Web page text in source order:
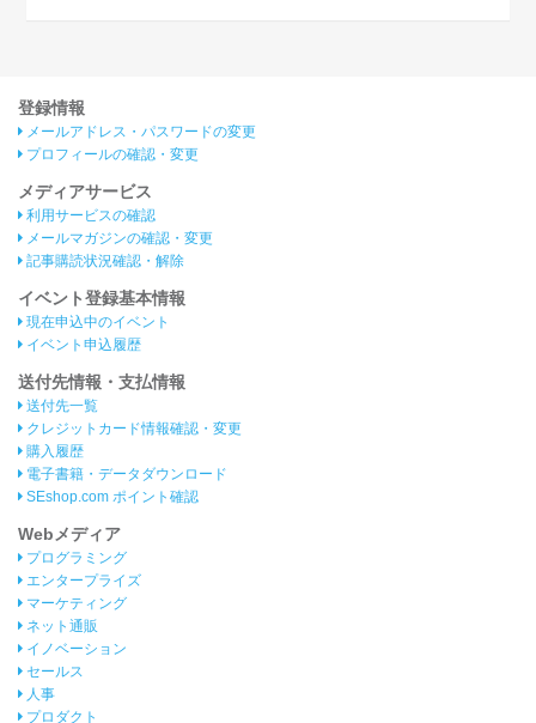
登録情報
メールアドレス・パスワードの変更
プロフィールの確認・変更
メディアサービス
利用サービスの確認
メールマガジンの確認・変更
記事購読状況確認・解除
イベント登録基本情報
現在申込中のイベント
イベント申込履歴
送付先情報・支払情報
送付先一覧
クレジットカード情報確認・変更
購入履歴
電子書籍・データダウンロード
SEshop.com ポイント確認
Webメディア
プログラミング
エンタープライズ
マーケティング
ネット通販
イノベーション
セールス
人事
プロダクト